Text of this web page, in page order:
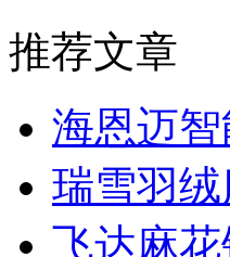
推荐文章
海恩迈
瑞雪羽绒
飞达麻花